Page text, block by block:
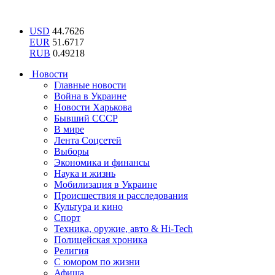
USD 44.7626
EUR 51.6717
RUB 0.49218
Новости
Главные новости
Война в Украине
Новости Харькова
Бывший СССР
В мире
Лента Соцсетей
Выборы
Экономика и финансы
Наука и жизнь
Мобилизация в Украине
Происшествия и расследования
Культура и кино
Спорт
Техника, оружие, авто & Hi-Tech
Полицейская хроника
Религия
С юмором по жизни
Афиша